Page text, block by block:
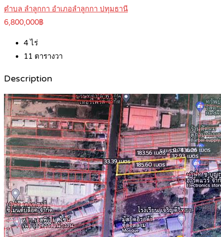
ตำบล ลำลูกกา อำเภอลำลูกกา ปทุมธานี
6,800,000฿
4ไร่
11 ตารางวา
Description